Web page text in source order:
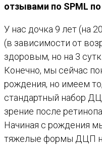
отзывами по SPML по
У нас дочка 9 лет (на
(в зависимости от
здоровым, но на 3
Конечно, мы сейчас
рождения, но имеем
стандартный набор
зрение после
Начиная с рождения
тяжелые формы ДЦП